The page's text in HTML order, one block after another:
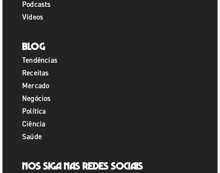
Podcasts
Vídeos
Blog
Tendências
Receitas
Mercado
Negócios
Política
Ciência
Saúde
Nos siga nas redes sociais